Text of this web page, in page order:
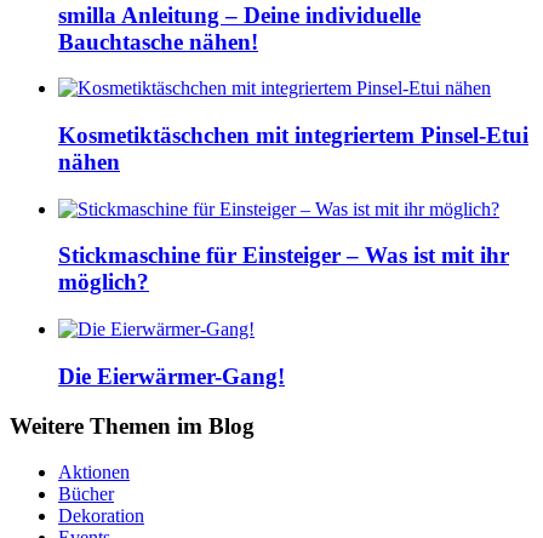
smilla Anleitung – Deine individuelle
Bauchtasche nähen!
Kosmetiktäschchen mit integriertem Pinsel-Etui
nähen
Stickmaschine für Einsteiger – Was ist mit ihr
möglich?
Die Eierwärmer-Gang!
Weitere Themen im Blog
Aktionen
Bücher
Dekoration